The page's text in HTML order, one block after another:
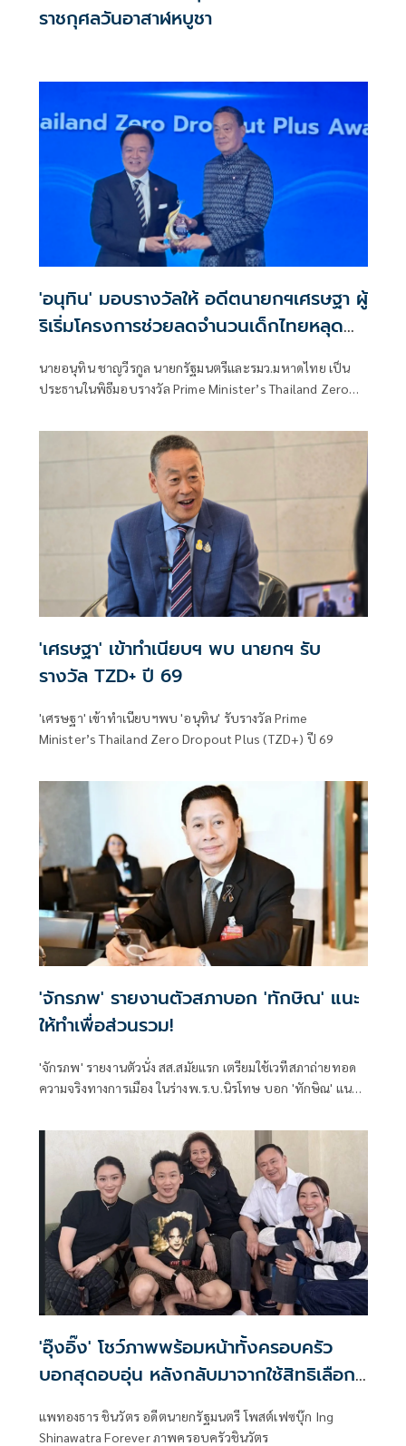
ราชกุศลวันอาสาฬหบูชา
'อนุทิน' มอบรางวัลให้ อดีตนายกฯเศรษฐา ผู้
ริเริ่มโครงการช่วยลดจำนวนเด็กไทยหลุด
นายอนุทิน ชาญวีรกูล นายกรัฐมนตรีและรมว.มหาดไทย เป็น
ประธานในพิธีมอบรางวัล Prime Minister’s Thailand Zero
นายเศรษฐา ทวีสิน อดีตนายกรัฐมนตรี เข้ารับรางวัลเกียรติยศ
เพื่อยกย่องเชิดชูเกียรติ ในฐานะผู้ริเริ่มผลักดันโครงการ
Thailand Zero Dropout ให้เป็นวาระแห่งชาติ คืนโอกาสและ
อนาคตให้เด็กและเยาวชนนอกระบบการศึกษาไทย
'เศรษฐา' เข้าทำเนียบฯ พบ นายกฯ รับ
รางวัล TZD+ ปี 69
'เศรษฐา' เข้าทำเนียบฯพบ 'อนุทิน' รับรางวัล Prime
Minister’s Thailand Zero Dropout Plus (TZD+) ปี 69
'จักรภพ' รายงานตัวสภาบอก 'ทักษิณ' แนะ
ให้ทำเพื่อส่วนรวม!
'จักรภพ' รายงานตัวนั่ง สส.สมัยแรก เตรียมใช้เวทีสภาถ่ายทอด
ความจริงทางการเมือง ในร่างพ.ร.บ.นิรโทษ บอก 'ทักษิณ' แนะ
ความนิยมวันนี้พรุ่งนี้
'อุ๊งอิ๊ง' โชว์ภาพพร้อมหน้าทั้งครอบครัว
บอกสุดอบอุ่น หลังกลับมาจากใช้สิทธิเลือก
แพทองธาร ชินวัตร อดีตนายกรัฐมนตรี โพสต์เฟซบุ๊ก Ing
Shinawatra Forever ภาพครอบครัวชินวัตร